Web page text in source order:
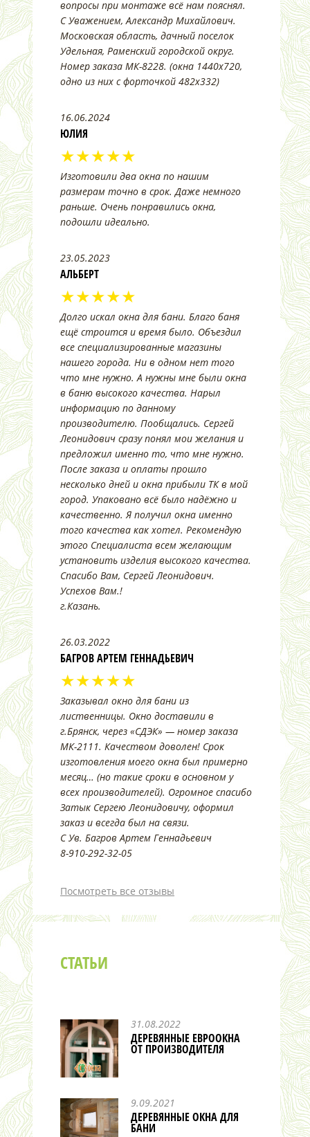
вопросы при монтаже всё нам пояснял.
С Уважением, Александр Михайлович.
Московская область, дачный поселок
Удельная, Раменский городской округ.
Номер заказа МК-8228. (окна 1440х720,
одно из них с форточкой 482х332)
16.06.2024
ЮЛИЯ
★★★★★
Изготовили два окна по нашим
размерам точно в срок. Даже немного
раньше. Очень понравились окна,
подошли идеально.
23.05.2023
АЛЬБЕРТ
★★★★★
Долго искал окна для бани. Благо баня
ещё строится и время было. Объездил
все специализированные магазины
нашего города. Ни в одном нет того
что мне нужно. А нужны мне были окна
в баню высокого качества. Нарыл
информацию по данному
производителю. Пообщались. Сергей
Леонидович сразу понял мои желания и
предложил именно то, что мне нужно.
После заказа и оплаты прошло
несколько дней и окна прибыли ТК в мой
город. Упаковано всё было надёжно и
качественно. Я получил окна именно
того качества как хотел. Рекомендую
этого Специалиста всем желающим
установить изделия высокого качества.
Спасибо Вам, Сергей Леонидович.
Успехов Вам.!
г.Казань.
26.03.2022
БАГРОВ АРТЕМ ГЕННАДЬЕВИЧ
★★★★★
Заказывал окно для бани из
лиственницы. Окно доставили в
г.Брянск, через «СДЭК» — номер заказа
МК-2111. Качеством доволен! Срок
изготовления моего окна был примерно
месяц… (но такие сроки в основном у
всех производителей). Огромное спасибо
Затык Сергею Леонидовичу, оформил
заказ и всегда был на связи.
С Ув. Багров Артем Геннадьевич
8-910-292-32-05
Посмотреть все отзывы
СТАТЬИ
31.08.2022
ДЕРЕВЯННЫЕ ЕВРООКНА
ОТ ПРОИЗВОДИТЕЛЯ
9.09.2021
ДЕРЕВЯННЫЕ ОКНА ДЛЯ
БАНИ